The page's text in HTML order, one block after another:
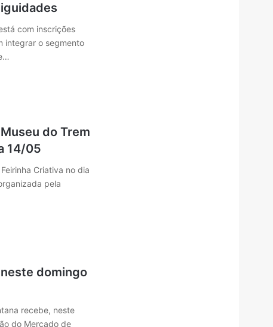
com inscrições
integrar o segmento
do Trem
14/05
Criativa no dia
pela
domingo
recebe, neste
do Mercado de